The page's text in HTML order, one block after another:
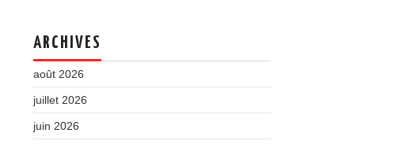
ARCHIVES
août 2026
juillet 2026
juin 2026